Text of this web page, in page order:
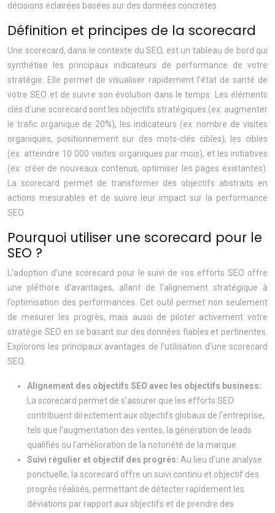
décisions éclairées basées sur des données concrètes.
Définition et principes de la scorecard
Une scorecard, dans le contexte du SEO, est un tableau de bord qui
synthétise les principaux indicateurs de performance de votre
stratégie. Elle permet de visualiser rapidement l’état de santé de
votre SEO et de suivre son évolution dans le temps. Les éléments
clés d’une scorecard sont les objectifs stratégiques (ex: augmenter
le trafic organique de 20%), les indicateurs (ex: nombre de visites
organiques, positionnement sur des mots-clés cibles), les cibles
(ex: atteindre 10 000 visites organiques par mois), et les initiatives
(ex: créer de nouveaux contenus, optimiser les pages existantes).
La scorecard permet de transformer des objectifs abstraits en
actions mesurables et de suivre leur impact sur la performance
SEO.
Pourquoi utiliser une scorecard pour le
SEO ?
L’adoption d’une scorecard pour le suivi de vos efforts SEO offre
une pléthore d’avantages, allant de l’alignement stratégique à
l’optimisation des performances. Cet outil permet non seulement
de mesurer les progrès, mais aussi de piloter activement votre
stratégie SEO en se basant sur des données fiables et pertinentes.
Explorons les principaux avantages de l’utilisation d’une scorecard
SEO.
Alignement des objectifs SEO avec les objectifs business:
La scorecard permet de s’assurer que les efforts SEO
contribuent directement aux objectifs globaux de l’entreprise,
tels que l’augmentation des ventes, la génération de leads
qualifiés ou l’amélioration de la notoriété de la marque.
Suivi régulier et objectif des progrès: Au lieu d’une analyse
ponctuelle, la scorecard offre un suivi continu et objectif des
progrès réalisés, permettant de détecter rapidement les
déviations par rapport aux objectifs et de prendre des